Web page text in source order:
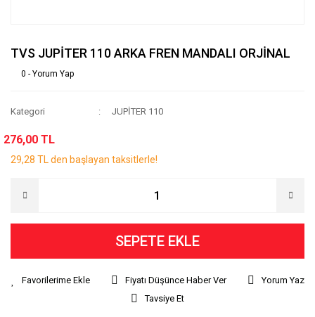
TVS JUPİTER 110 ARKA FREN MANDALI ORJİNAL
0 - Yorum Yap
Kategori JUPİTER 110
276,00 TL
29,28 TL den başlayan taksitlerle!
SEPETE EKLE
Fiyatı Düşünce Haber Ver
Yorum Yaz
Tavsiye Et